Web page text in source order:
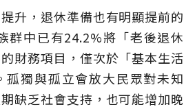
升，退休準備也有明顯提前的
群中已有24.2%將「老後退休
財務項目，僅次於「基本生活
孤獨與孤立會放大民眾對未知
缺乏社會支持，也可能增加晚